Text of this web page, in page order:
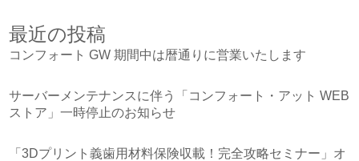
最近の投稿
コンフォート GW 期間中は暦通りに営業いたします
サーバーメンテナンスに伴う「コンフォート・アット WEB
ストア」一時停止のお知らせ
「3Dプリント義歯用材料保険収載！完全攻略セミナー」オ